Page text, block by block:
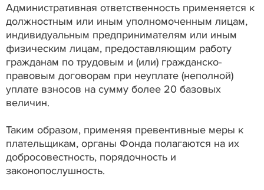
Административная ответственность применяется к
должностным или иным уполномоченным лицам,
индивидуальным предпринимателям или иным
физическим лицам, предоставляющим работу
гражданам по трудовым и (или) гражданско-
правовым договорам при неуплате (неполной)
уплате взносов на сумму более 20 базовых
величин.
Таким образом, применяя превентивные меры к
плательщикам, органы Фонда полагаются на их
добросовестность, порядочность и
законопослушность.